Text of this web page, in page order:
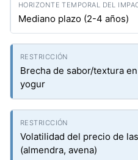
Mediano plazo (2-4 años)
Brecha de sabor/textura
yogur
Volatilidad del precio de
(almendra, avena)